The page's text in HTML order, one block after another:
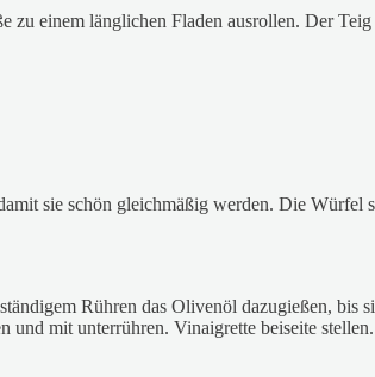
zu einem länglichen Fladen ausrollen. Der
sie schön gleichmäßig werden. Die Würfel
Rühren das Olivenöl dazugießen, bis
mit unterrühren. Vinaigrette beiseite stellen.